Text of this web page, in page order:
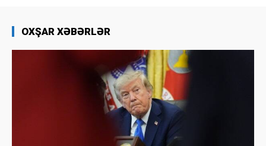
OXŞAR XƏBƏRLƏR